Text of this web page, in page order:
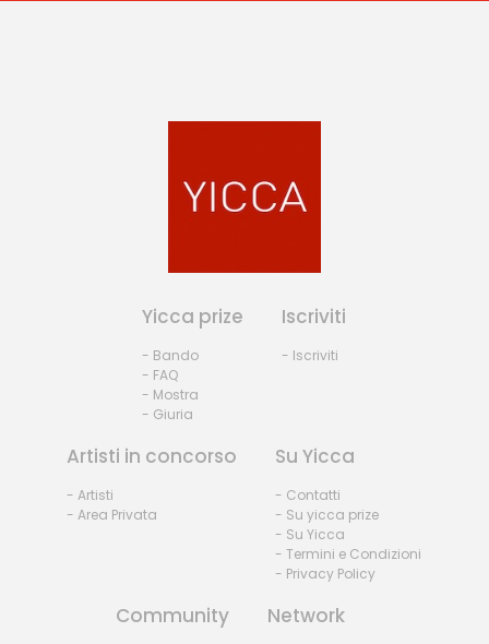
Yicca prize
- Bando
- FAQ
- Mostra
- Giuria
Iscriviti
- Iscriviti
Artisti in concorso
- Artisti
- Area Privata
Su Yicca
- Contatti
- Su yicca prize
- Su Yicca
- Termini e Condizioni
- Privacy Policy
Community Network